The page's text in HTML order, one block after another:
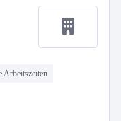
Arbeitszeiten